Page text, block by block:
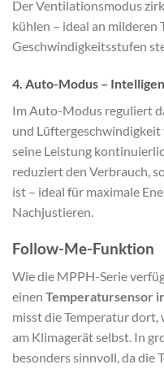
Der Ventilationsmodus
kühlen – ideal an milderen
Geschwindigkeitsstufen
4. Auto-Modus –
Im Auto-Modus reguliert
und
seine Leistung
reduziert den Verbrauch,
ist – ideal für maximale
Nachjustieren.
Follow-Me-Funktion
Wie die MPPH-Serie
einen Temperatursensor
misst die Temperatur
am Klimagerät selbst. In
besonders sinnvoll, da die